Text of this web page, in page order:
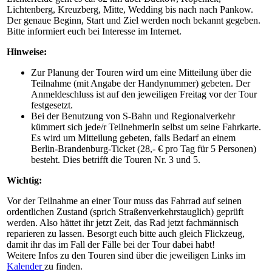
Lichtenberg, Kreuzberg, Mitte, Wedding bis nach nach Pankow.
Der genaue Beginn, Start und Ziel werden noch bekannt gegeben.
Bitte informiert euch bei Interesse im Internet.
Hinweise:
Zur Planung der Touren wird um eine Mitteilung über die
Teilnahme (mit Angabe der Handynummer) gebeten. Der
Anmeldeschluss ist auf den jeweiligen Freitag vor der Tour
festgesetzt.
Bei der Benutzung von S-Bahn und Regionalverkehr
kümmert sich jede/r TeilnehmerIn selbst um seine Fahrkarte.
Es wird um Mitteilung gebeten, falls Bedarf an einem
Berlin-Brandenburg-Ticket (28,- € pro Tag für 5 Personen)
besteht. Dies betrifft die Touren Nr. 3 und 5.
Wichtig:
Vor der Teilnahme an einer Tour muss das Fahrrad auf seinen
ordentlichen Zustand (sprich Straßenverkehrstauglich) geprüft
werden. Also hättet ihr jetzt Zeit, das Rad jetzt fachmännisch
reparieren zu lassen. Besorgt euch bitte auch gleich Flickzeug,
damit ihr das im Fall der Fälle bei der Tour dabei habt!
Weitere Infos zu den Touren sind über die jeweiligen Links im
Kalenderzu finden.